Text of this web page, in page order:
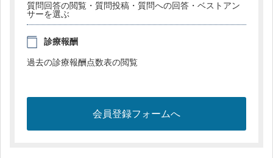
質問回答の閲覧・質問投稿・質問への回答・ベストアン
サーを選ぶ
診療報酬
過去の診療報酬点数表の閲覧
会員登録フォームへ